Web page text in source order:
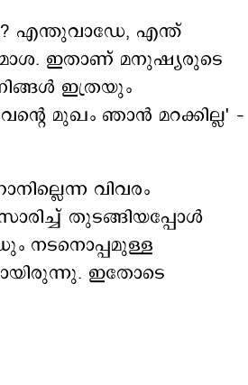
എന്തുവാഡേ, എന്ത്
ഇതാണ് മനുഷ്യരുടെ
ഇത്രയും
മുഖം ഞാൻ മറക്കില്ല' –
വിവരം
തുടങ്ങിയപ്പോൾ
നടനൊപ്പമുള്ള
ഇതോടെ